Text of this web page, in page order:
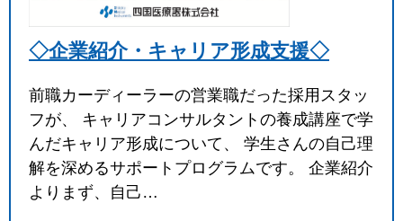
◇企業紹介・キャリア形成支援◇
前職カーディーラーの営業職だった採用スタッ
フが、 キャリアコンサルタントの養成講座で学
んだキャリア形成について、 学生さんの自己理
解を深めるサポートプログラムです。 企業紹介
よりまず、自己…